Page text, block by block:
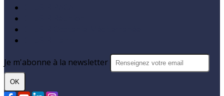
Je m'abonne à la newsletter
OK